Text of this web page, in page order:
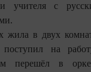
учителя с
жила в двух
на
перешёл в